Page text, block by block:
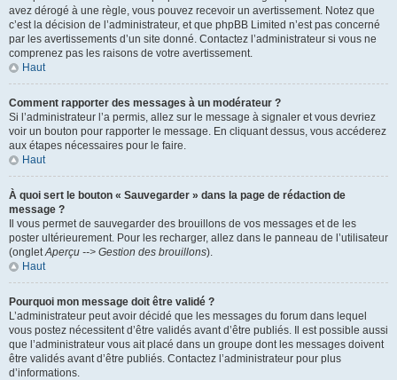
avez dérogé à une règle, vous pouvez recevoir un avertissement. Notez que
c’est la décision de l’administrateur, et que phpBB Limited n’est pas concerné
par les avertissements d’un site donné. Contactez l’administrateur si vous ne
comprenez pas les raisons de votre avertissement.
Haut
Comment rapporter des messages à un modérateur ?
Si l’administrateur l’a permis, allez sur le message à signaler et vous devriez
voir un bouton pour rapporter le message. En cliquant dessus, vous accéderez
aux étapes nécessaires pour le faire.
Haut
À quoi sert le bouton « Sauvegarder » dans la page de rédaction de
message ?
Il vous permet de sauvegarder des brouillons de vos messages et de les
poster ultérieurement. Pour les recharger, allez dans le panneau de l’utilisateur
(ongletAperçu --> Gestion des brouillons).
Haut
Pourquoi mon message doit être validé ?
L’administrateur peut avoir décidé que les messages du forum dans lequel
vous postez nécessitent d’être validés avant d’être publiés. Il est possible aussi
que l’administrateur vous ait placé dans un groupe dont les messages doivent
être validés avant d’être publiés. Contactez l’administrateur pour plus
d’informations.